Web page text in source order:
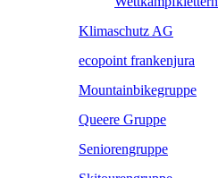
Klimaschutz AG
ecopoint frankenjura
Mountainbikegruppe
Queere Gruppe
Seniorengruppe